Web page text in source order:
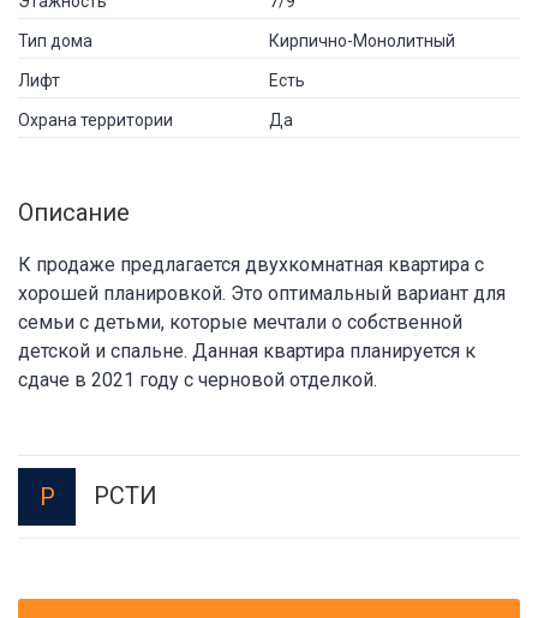
Тип дома Кирпично-Монолитный
Лифт Есть
Охрана территории Да
Описание
К продаже предлагается двухкомнатная квартира с
хорошей планировкой. Это оптимальный вариант для
семьи с детьми, которые мечтали о собственной
детской и спальне. Данная квартира планируется к
сдаче в 2021 году с черновой отделкой.
Р РСТИ